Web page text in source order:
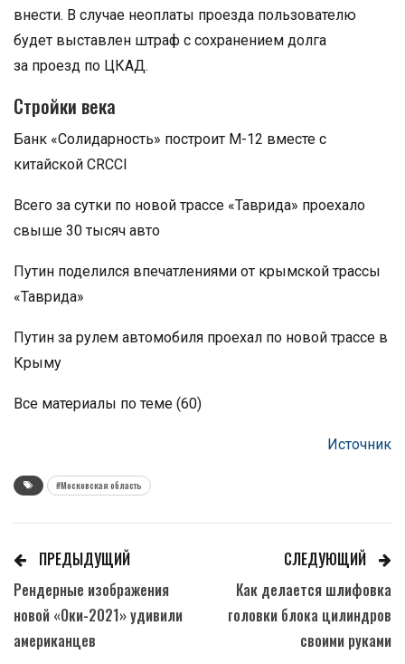
внести. В случае неоплаты проезда пользователю
будет выставлен штраф с сохранением долга
за проезд по ЦКАД.
Стройки века
Банк «Солидарность» построит М-12 вместе с
китайской CRCCI
Всего за сутки по новой трассе «Таврида» проехало
свыше 30 тысяч авто
Путин поделился впечатлениями от крымской трассы
«Таврида»
Путин за рулем автомобиля проехал по новой трассе в
Крыму
Все материалы по теме (60)
Источник
#Московская область
ПРЕДЫДУЩИЙ
Рендерные изображения
новой «Оки-2021» удивили
американцев
СЛЕДУЮЩИЙ
Как делается шлифовка
головки блока цилиндров
своими руками